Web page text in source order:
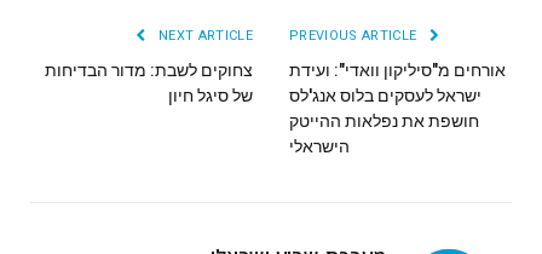
אורחים מ"סיליקון וואדי": ועידת
ישראל לעסקים בלוס אנג'לס
חושפת את נפלאות ההייטק
הישראלי
NEXT ARTICLE
צחוקים לשבת: מדור הבדיחות
של סיגל חיון